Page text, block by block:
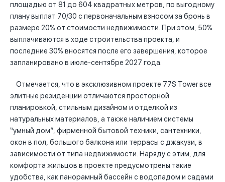
площадью от 81 до 604 квадратных метров, по выгодному
плану выплат 70/30 с первоначальным взносом за бронь в
размере 20% от стоимости недвижимости. При этом, 50%
выплачиваются в ходе строительства проекта, и
последние 30% вносятся после его завершения, которое
запланировано в июле-сентябре 2027 года.
Отмечается, что в эксклюзивном проекте 77S Tower все
элитные резиденции отличаются просторной
планировкой, стильным дизайном и отделкой из
натуральных материалов, а также наличием системы
“умный дом”, фирменной бытовой техники, сантехники,
окон в пол, большого балкона или террасы с джакузи, в
зависимости от типа недвижимости. Наряду с этим, для
комфорта жильцов в проекте предусмотрены такие
удобства, как панорамный бассейн с водопадом и садами